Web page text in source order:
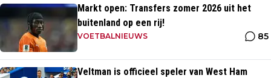
Markt open: Transfers zomer 2026 uit het
buitenland op een rij!
VOETBALNIEUWS 85
Veltman is officieel speler van West Ham